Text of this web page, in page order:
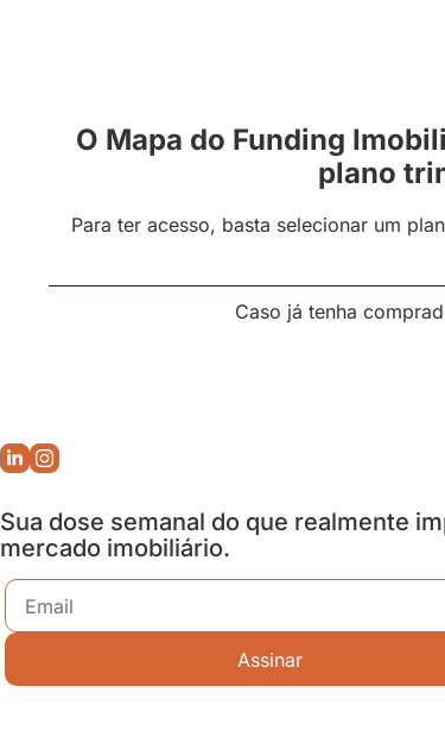
O Mapa do Funding
plano
Para ter acesso, basta selecionar um
Caso já tenha
Sua dose semanal do que realmente
mercado imobiliário.
Assinar